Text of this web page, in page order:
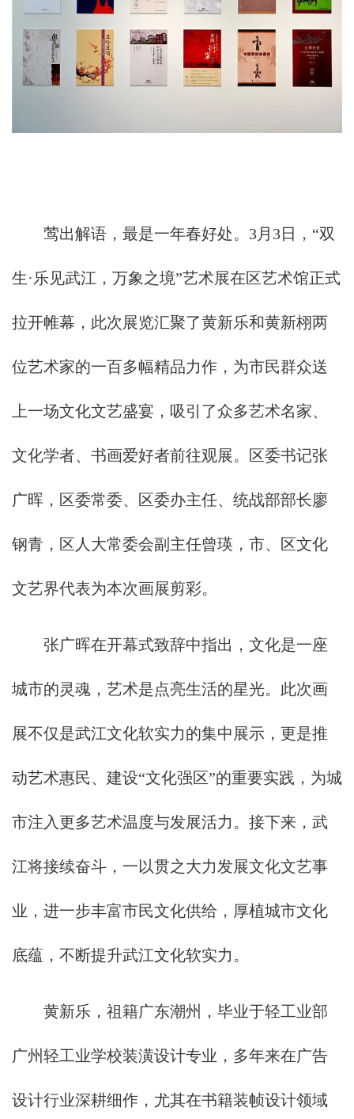
莺出解语，最是一年春好处。3月3日，“双
生·乐见武江，万象之境”艺术展在区艺术馆正式
拉开帷幕，此次展览汇聚了黄新乐和黄新栩两
位艺术家的一百多幅精品力作，为市民群众送
上一场文化文艺盛宴，吸引了众多艺术名家、
文化学者、书画爱好者前往观展。区委书记张
广晖，区委常委、区委办主任、统战部部长廖
钢青，区人大常委会副主任曾瑛，市、区文化
文艺界代表为本次画展剪彩。
张广晖在开幕式致辞中指出，文化是一座
城市的灵魂，艺术是点亮生活的星光。此次画
展不仅是武江文化软实力的集中展示，更是推
动艺术惠民、建设“文化强区”的重要实践，为城
市注入更多艺术温度与发展活力。接下来，武
江将接续奋斗，一以贯之大力发展文化文艺事
业，进一步丰富市民文化供给，厚植城市文化
底蕴，不断提升武江文化软实力。
黄新乐，祖籍广东潮州，毕业于轻工业部
广州轻工业学校装潢设计专业，多年来在广告
设计行业深耕细作，尤其在书籍装帧设计领域